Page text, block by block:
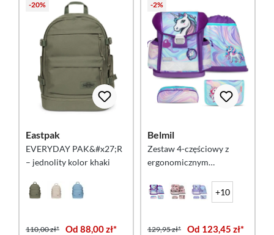
-20%
Eastpak
EVERYDAY PAK&#x27;R
– jednolity kolor khaki
110,00 zł* Od 88,00 zł*
-2%
Belmil
Zestaw 4-częściowy z
ergonomicznym
Belmil Classy „Unicorn
Dream”
+10
129,95 zł* Od 123,45 zł*